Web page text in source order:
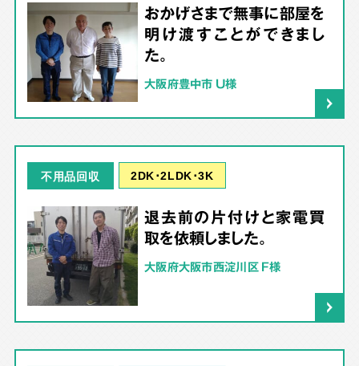
おかげさまで無事に部屋を
明け渡すことができまし
た。
大阪府豊中市 U様
不用品回収 2DK･2LDK･3K
退去前の片付けと家電買
取を依頼しました。
大阪府大阪市西淀川区 F様